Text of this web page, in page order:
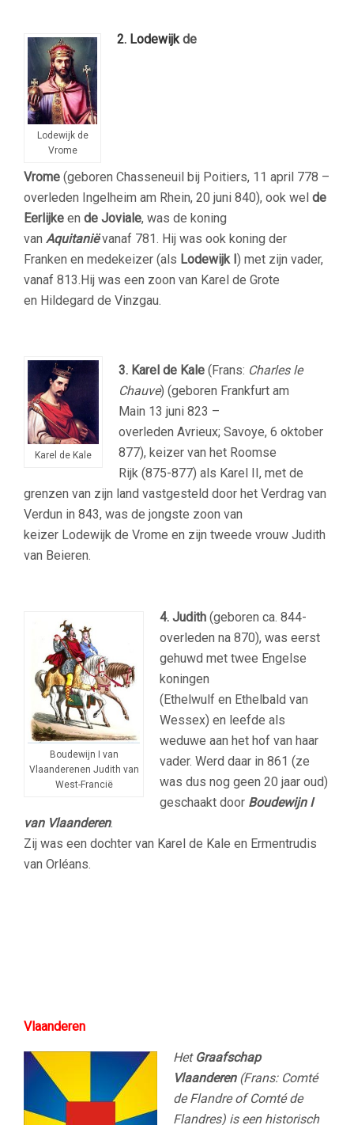
Lodewijk de
Vrome
2. Lodewijkde
Vrome (geboren Chasseneuil bij Poitiers, 11 april 778 –
overleden Ingelheim am Rhein, 20 juni 840), ook wel de
Eerlijke en de Joviale, was de koning
van Aquitaniëvanaf 781. Hij was ook koning der
Franken en medekeizer (als Lodewijk I) met zijn vader,
vanaf 813.Hij was een zoon van Karel de Grote
en Hildegard de Vinzgau.
Karel de Kale
3. Karel de Kale (Frans: Charles le
Chauve) (geboren Frankfurt am
Main 13 juni 823 –
overleden Avrieux; Savoye, 6 oktober
877), keizer van het Roomse
Rijk (875-877) als Karel II, met de
grenzen van zijn land vastgesteld door het Verdrag van
Verdun in 843, was de jongste zoon van
keizer Lodewijk de Vrome en zijn tweede vrouw Judith
van Beieren.
Boudewijn I van
Vlaanderenen Judith van
West-Francië
4. Judith (geboren ca. 844-
overleden na 870), was eerst
gehuwd met twee Engelse
koningen
(Ethelwulf en Ethelbald van
Wessex) en leefde als
weduwe aan het hof van haar
vader. Werd daar in 861 (ze
was dus nog geen 20 jaar oud)
geschaakt door Boudewijn I
van Vlaanderen.
Zij was een dochter van Karel de Kale en Ermentrudis
van Orléans.
Vlaanderen
Het Graafschap
Vlaanderen(Frans: Comté
de Flandre of Comté de
Flandres) is een historisch